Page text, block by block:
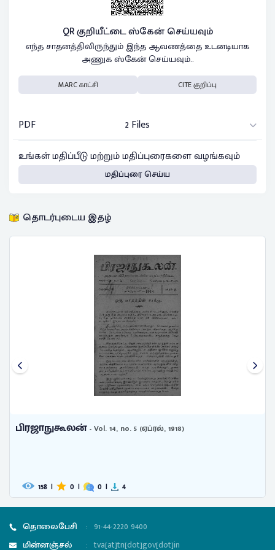
QR குறியீட்டை ஸ்கேன் செய்யவும்
எந்த சாதனத்திலிருந்தும் இந்த ஆவணத்தை உடனடியாக
அணுக ஸ்கேன் செய்யவும்..
MARC காட்சி CITE குறிப்பு
PDF
2 Files
உங்கள் மதிப்பீடு மற்றும் மதிப்புரைகளை வழங்கவும்
மதிப்புரை செய்ய
தொடர்புடைய இதழ்
பிரஜாநுகூலன்- Vol. 14, no. 5 (ஏப்ரல், 1918)
158 | 0 | 0 | 4
தொலைபேசி : 91-44-2220 9400
மின்னஞ்சல்
: tva[at]tn[dot]gov[dot]in